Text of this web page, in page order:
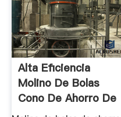
Alta Eficiencia
Molino De Bolas
Cono De Ahorro De
.